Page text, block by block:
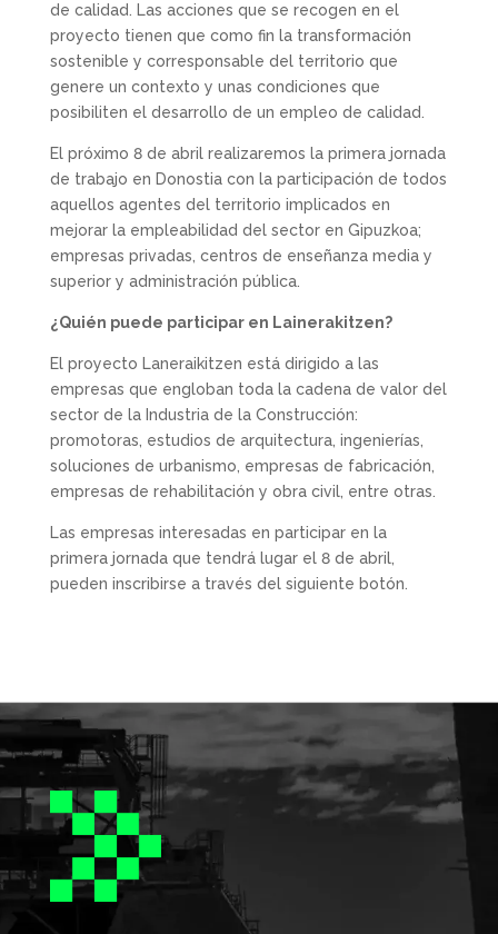
de calidad. Las acciones que se recogen en el
proyecto tienen que como fin la transformación
sostenible y corresponsable del territorio que
genere un contexto y unas condiciones que
posibiliten el desarrollo de un empleo de calidad.
El próximo 8 de abril realizaremos la primera jornada
de trabajo en Donostia con la participación de todos
aquellos agentes del territorio implicados en
mejorar la empleabilidad del sector en Gipuzkoa;
empresas privadas, centros de enseñanza media y
superior y administración pública.
¿Quién puede participar en Lainerakitzen?
El proyecto Laneraikitzen está dirigido a las
empresas que engloban toda la cadena de valor del
sector de la Industria de la Construcción:
promotoras, estudios de arquitectura, ingenierías,
soluciones de urbanismo, empresas de fabricación,
empresas de rehabilitación y obra civil, entre otras.
Las empresas interesadas en participar en la
primera jornada que tendrá lugar el 8 de abril,
pueden inscribirse a través del siguiente botón.